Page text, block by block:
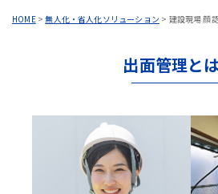
HOME>無人化・省人化ソリューション > 建設現場 顔
出面管理と